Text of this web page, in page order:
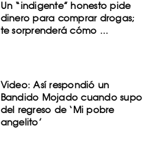
Un “indigente” honesto pide
dinero para comprar drogas;
te sorprenderá cómo ...
Video: Así respondió un
Bandido Mojado cuando supo
del regreso de ‘Mi pobre
angelito’